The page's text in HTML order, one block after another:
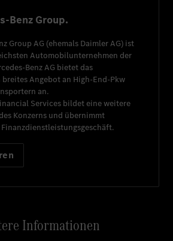
Benz Group.
Group AG (ehemals Daimler AG) ist
Automobilunternehmen der
Benz AG bietet das
Angebot an High-End-Pkw
an.
Services bildet eine weitere
Konzerns und übernimmt
Informationen